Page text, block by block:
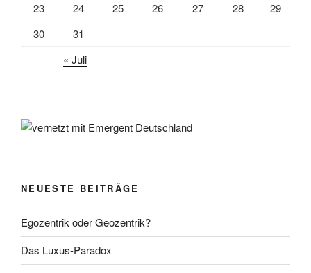
23
24 25 26 27 28
29
30
31
« Juli
NEUESTE BEITRÄGE
Egozentrik oder Geozentrik?
Das Luxus-Paradox